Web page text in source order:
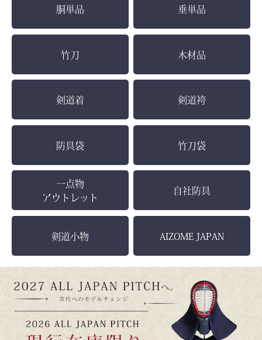
胴単品 垂単品
竹刀 木材品
剣道着 剣道袴
防具袋 竹刀袋
一点物
アウトレット
自社防具
剣道小物 AIZOME JAPAN